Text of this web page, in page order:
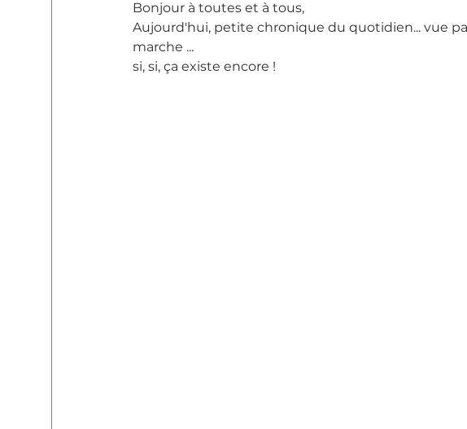
Bonjour à toutes et à tous,
Aujourd'hui, petite chronique du quotidien... vue
marche ...
si, si, ça existe encore !